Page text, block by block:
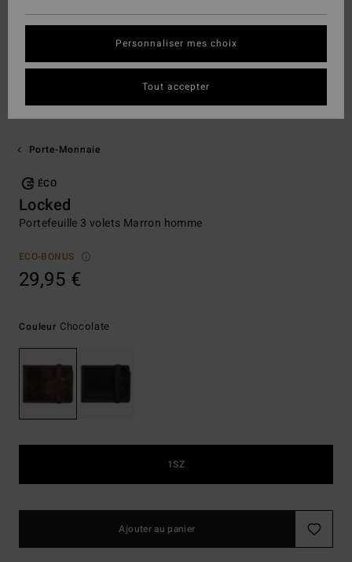
Porte-Monnaie
ÉCO
Locked
Portefeuille 3 volets Marron homme
ECO-BONUS
29,95 €
Couleur Chocolate
1SZ
Ajouter au panier
Personnaliser mes choix
Tout accepter